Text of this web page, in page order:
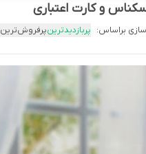
و کارت اعتباری
براساس: پربازدیدترینپرفروش‌ترین